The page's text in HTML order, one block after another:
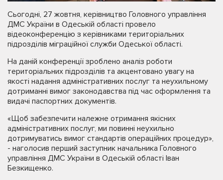
Сьогодні, 27 жовтня, керівництво Головного управління
ДМС України в Одеській області провело
відеоконференцію з керівниками територіальних
підрозділів міграційної служби Одеської області.
На даній конференції зроблено аналіз роботи
територіальних підрозділів та акцентовано увагу на
якості надання адміністративних послуг та неухильному
дотриманні вимог законодавства під час оформлення та
видачі паспортних документів.
«Щоб забезпечити належне отримання якісних
адміністративних послуг, ми повинні неухильно
дотримуватись вимог стандартів операційних процедур»,
- наголосив перший заступник начальника Головного
управління ДМС України в Одеській області Іван
Безкищенко.